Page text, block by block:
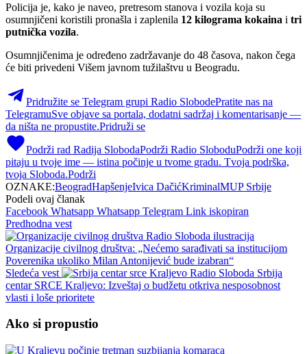
Policija je, kako je naveo, pretresom stanova i vozila koja su
osumnjičeni koristili pronašla i zaplenila 12 kilograma kokaina i tri
putnička vozila.
Osumnjičenima je određeno zadržavanje do 48 časova, nakon čega
će biti privedeni Višem javnom tužilaštvu u Beogradu.
Pridružite se Telegram grupi Radio SlobodePratite nas na
TelegramuSve objave sa portala, dodatni sadržaj i komentarisanje —
da ništa ne propustite.Pridruži se
Podrži rad Radija SlobodaPodrži Radio SloboduPodrži one koji
pitaju u tvoje ime — istina počinje u tvome gradu. Tvoja podrška,
tvoja Sloboda.Podrži
OZNAKE:BeogradHapšenjeIvica DačićKriminalMUP Srbije
Podeli ovaj članak
Facebook Whatsapp Whatsapp Telegram Link iskopiran
Predhodna vest
Organizacije civilnog društva: „Nećemo sarađivati sa institucijom
Poverenika ukoliko Milan Antonijević bude izabran“
Sledeća vest
Srbija
centar SRCE Kraljevo: Izveštaj o budžetu otkriva nesposobnost
vlasti i loše prioritete
Ako si propustio